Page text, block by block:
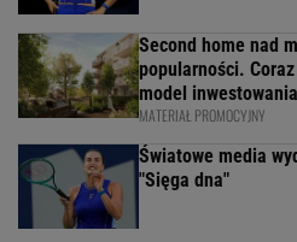
Second home nad
popularności.
model inwestowania
MATERIAŁ PROMOCYJNY
Światowe media
"Sięga dna"